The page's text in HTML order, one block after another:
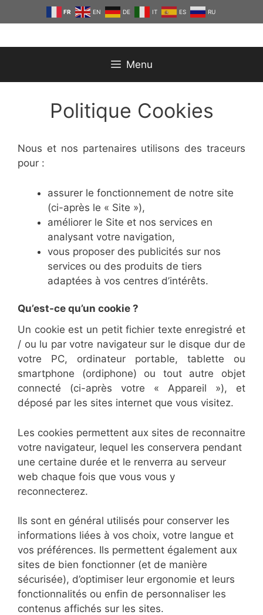
au
FR EN DE IT ES RU
Menu
Politique Cookies
Nous et nos partenaires utilisons des traceurs
pour :
assurer le fonctionnement de notre site
(ci-après le « Site »),
améliorer le Site et nos services en
analysant votre navigation,
vous proposer des publicités sur nos
services ou des produits de tiers
adaptées à vos centres d’intérêts.
Qu’est-ce qu’un cookie ?
Un cookie est un petit fichier texte enregistré et
/ ou lu par votre navigateur sur le disque dur de
votre PC, ordinateur portable, tablette ou
smartphone (ordiphone) ou tout autre objet
connecté (ci-après votre « Appareil »), et
déposé par les sites internet que vous visitez.
Les cookies permettent aux sites de reconnaitre
votre navigateur, lequel les conservera pendant
une certaine durée et le renverra au serveur
web chaque fois que vous vous y
reconnecterez.
Ils sont en général utilisés pour conserver les
informations liées à vos choix, votre langue et
vos préférences. Ils permettent également aux
sites de bien fonctionner (et de manière
sécurisée), d’optimiser leur ergonomie et leurs
fonctionnalités ou enfin de personnaliser les
contenus affichés sur les sites.